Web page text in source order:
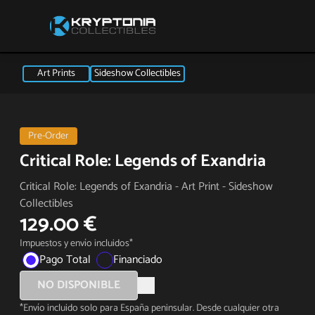
Art Prints Sideshow Collectibles
Pre-Order
Critical Role: Legends of Exandria
Critical Role: Legends of Exandria - Art Print - Sideshow
Collectibles
129.00 €
Impuestos y envío incluidos*
Pago Total
Financiado
NO DISPONIBLE
*Envío incluido solo para España peninsular. Desde cualquier otra